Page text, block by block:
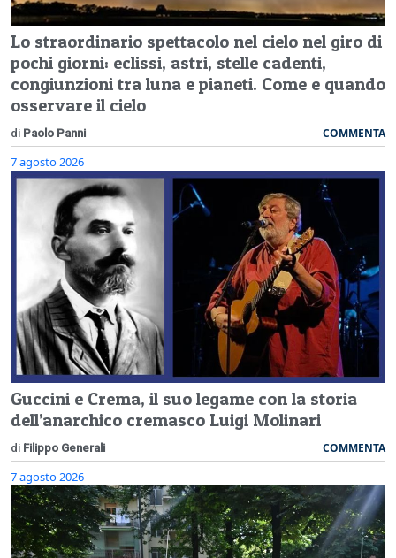
Lo straordinario spettacolo nel cielo nel giro di
pochi giorni: eclissi, astri, stelle cadenti,
congiunzioni tra luna e pianeti. Come e quando
osservare il cielo
di Paolo Panni COMMENTA
7 agosto 2026
Guccini e Crema, il suo legame con la storia
dell’anarchico cremasco Luigi Molinari
di Filippo Generali COMMENTA
7 agosto 2026